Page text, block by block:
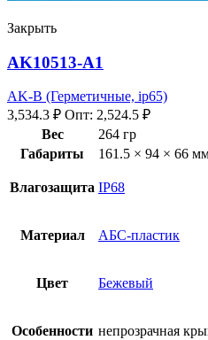
Закрыть
AK10513-A1
AK-B (Герметичные, ip65)
3,534.3 ₽ Опт: 2,524.5 ₽
Вес
264 гр
Габариты
161.5 × 94 × 66
Влагозащита IP68
Материал АБС-пластик
Цвет Бежевый
Особенности непрозрачная